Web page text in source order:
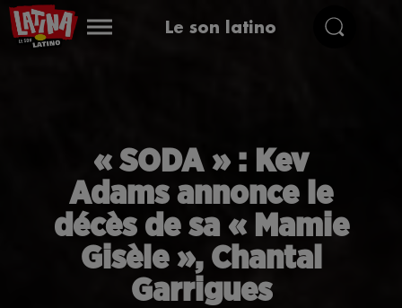
Le son latino
« SODA » : Kev
Adams annonce le
décès de sa « Mamie
Gisèle », Chantal
Garrigues